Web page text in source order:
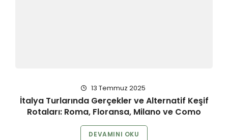
13 Temmuz 2025
İtalya Turlarında Gerçekler ve Alternatif Keşif
Rotaları: Roma, Floransa, Milano ve Como
DEVAMINI OKU